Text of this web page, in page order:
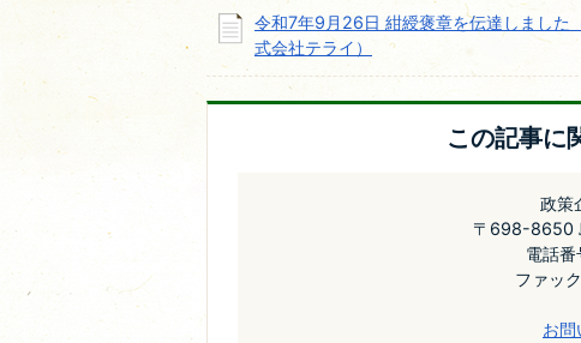
令和7年9月26日 紺綬褒章を伝達しました
式会社テライ）
この記事に
政策
〒698-8650
電話
ファッ
お問